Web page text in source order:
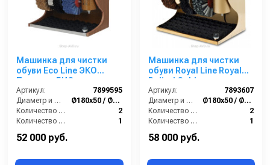
Машинка для чистки
обуви Eco Line ЭКО
Полирол БИО
Артикул:
7899595
Диаметр и ширина щёток (мм):
Ø180х50 / Ø170х70
Количество щёток полировки (шт):
2
Количество щёток предварительной очистки (шт):
1
52 000 руб.
Машинка для чистки
обуви Royal Line Royal
Polirol Gold
Артикул:
7893607
Диаметр и ширина щёток (мм):
Ø180х50 / Ø170х70
Количество щёток полировки (шт):
2
Количество щёток предварительной очистки (шт):
1
58 000 руб.